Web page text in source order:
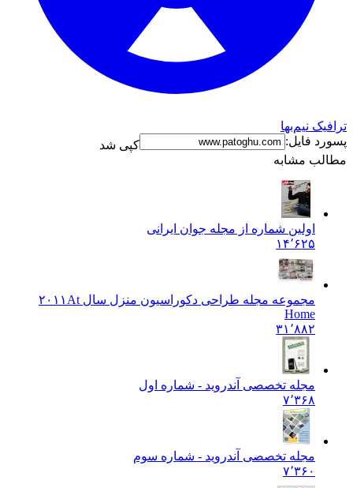
ترافیک نیم‌بها
پسورد فایل:
کپی شد
مطالب مشابه
اولین شماره از مجله جوان ایرانی
۱۴٬۶۲۵
مجموعه مجله طراحی دکوراسیون منزل سال ۲۰۱۱ At
Home
۳۱٬۸۸۲
مجله تخصصی آندروید - شماره اول
۷٬۳۶۸
مجله تخصصی آندروید - شماره سوم
۷٬۳۶۰